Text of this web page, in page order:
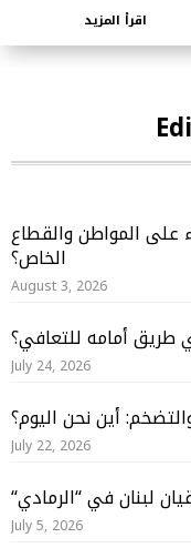
اقرأ المزيد
على المواطن والقطاع
الخاص؟
August 3, 2026
طريق أمامه للتعافي؟
July 24, 2026
أين نحن اليوم؟
July 22, 2026
لبنان في “الرمادي
July 5, 2026